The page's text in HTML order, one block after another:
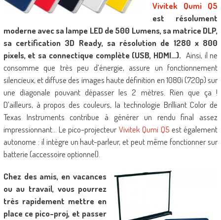
Vivitek Qumi Q5
est résolument
moderne avec sa lampe LED de 500 Lumens, sa matrice DLP,
sa certification 3D Ready, sa résolution de 1280 x 800
pixels, et sa connectique complète (USB, HDMI…). Ainsi, il ne
consomme que très peu d’énergie, assure un fonctionnement
silencieux, et diffuse des images haute définition en 1080i (720p) sur
une diagonale pouvant dépasser les 2 mètres. Rien que ça !
D’ailleurs, à propos des couleurs, la technologie Brilliant Color de
Texas Instruments contribue à générer un rendu final assez
impressionnant… Le pico-projecteurVivitek Qumi Q5 est également
autonome : il intègre un haut-parleur, et peut même fonctionner sur
batterie (accessoire optionnel).
Chez des amis, en vacances
ou au travail, vous pourrez
très rapidement mettre en
place ce pico-proj, et passer